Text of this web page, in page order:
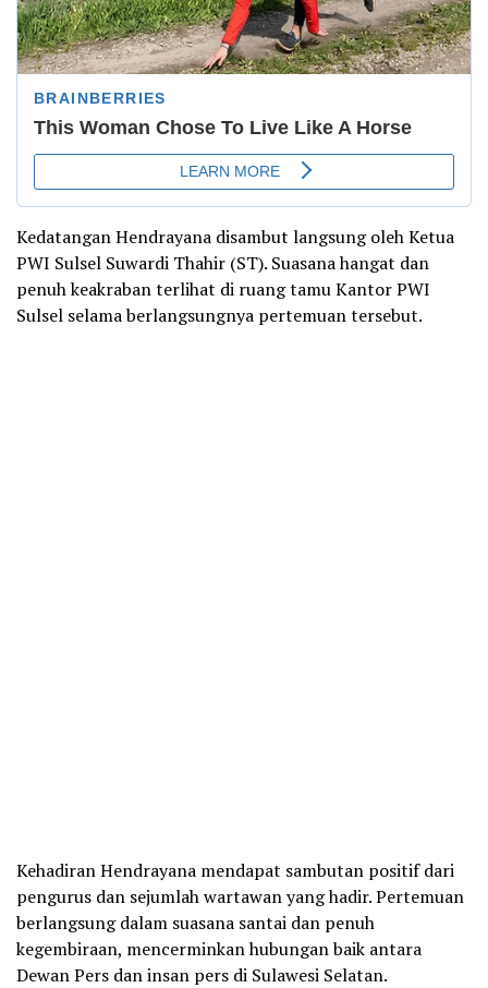
Kedatangan Hendrayana disambut langsung oleh Ketua
PWI Sulsel Suwardi Thahir (ST). Suasana hangat dan
penuh keakraban terlihat di ruang tamu Kantor PWI
Sulsel selama berlangsungnya pertemuan tersebut.
Kehadiran Hendrayana mendapat sambutan positif dari
pengurus dan sejumlah wartawan yang hadir. Pertemuan
berlangsung dalam suasana santai dan penuh
kegembiraan, mencerminkan hubungan baik antara
Dewan Pers dan insan pers di Sulawesi Selatan.